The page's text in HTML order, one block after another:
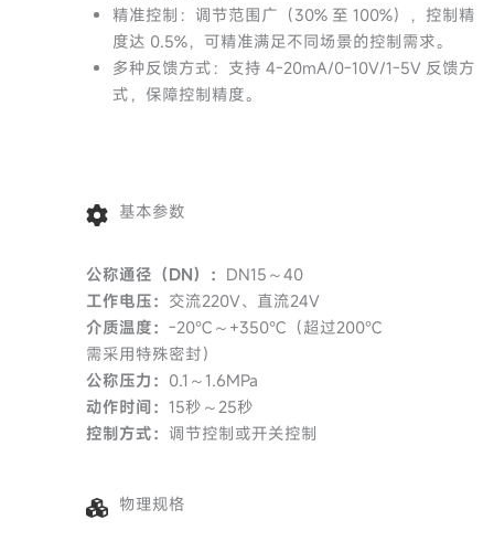
精准控制：调节范围广（30% 至 100%），控制精
度达 0.5%，可精准满足不同场景的控制需求。
多种反馈方式：支持 4-20mA/0-10V/1-5V 反馈方
式，保障控制精度。
基本参数
公称通径（DN）： DN15～40
工作电压： 交流220V、直流24V
介质温度：-20℃～+350℃（超过200℃
需采用特殊密封）
公称压力： 0.1～1.6MPa
动作时间：15秒～25秒
控制方式： 调节控制或开关控制
物理规格